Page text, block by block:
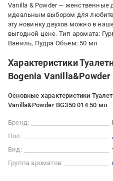
Vanilla & Powder — женственные
идеальным выбором для
эту новинку двухов можно в
выгодной цене. Тип аромата:
Ваниль, Пудра Объем: 50 мл
Характеристики
Bogenia Vanilla&Powder
Основные характеристики
Vanilla&Powder BG350 014 50 мл
Бренд:
Пол:
Вид:
Группа ароматов: